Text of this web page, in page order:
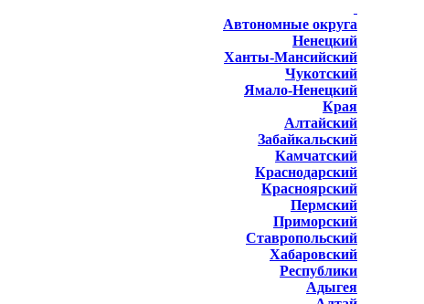
Автономные округа
Ненецкий
Ханты-Мансийский
Чукотский
Ямало-Ненецкий
Края
Алтайский
Забайкальский
Камчатский
Краснодарский
Красноярский
Пермский
Приморский
Ставропольский
Хабаровский
Республики
Адыгея